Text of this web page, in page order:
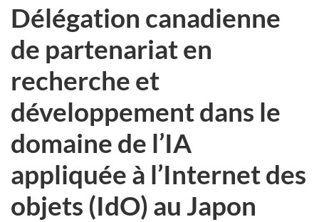
Délégation canadienne
de partenariat en
recherche et
développement dans le
domaine de l’IA
appliquée à l’Internet des
objets (IdO) au Japon